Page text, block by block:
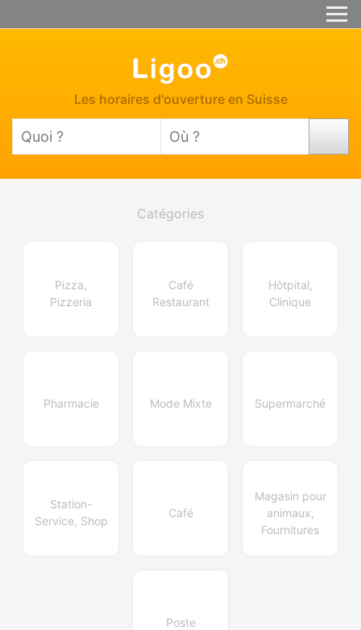
Les horaires d'ouverture en Suisse
Catégories
Pizza,
Pizzeria
Café
Restaurant
Hôtpital,
Clinique
Pharmacie Mode Mixte Supermarché
Station-
Service, Shop
Café
Magasin pour
animaux,
Fournitures
Poste